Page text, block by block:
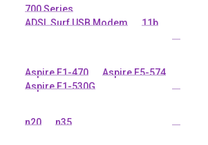
700 Series
ADSL Surf USB Modem
11b
...
Aspire E1-470
Aspire E5-574
Aspire E1-530G
...
n20 n35 ...